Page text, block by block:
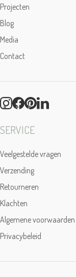
Projecten
Blog
Media
Contact
SERVICE
Veelgestelde vragen
Verzending
Retourneren
Klachten
Algemene voorwaarden
Privacybeleid